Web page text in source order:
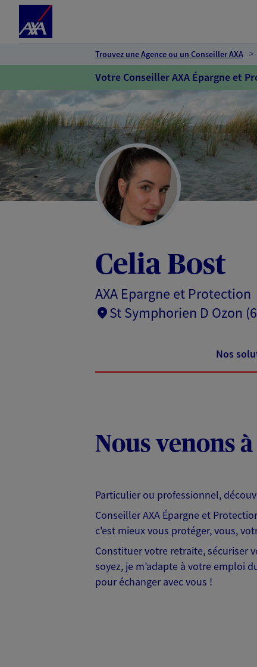
Trouvez une Agence ou un Conseiller AXA
Votre Conseiller AXA Épargne et
Celia Bost
AXA Epargne et Protection
St Symphorien D Ozon
Nos
Nous venons
Particulier ou professionnel,
Conseiller AXA Épargne et
c'est mieux vous protéger, vous,
Constituer votre retraite, sécuriser
soyez, je m’adapte à votre emploi
pour échanger avec vous !